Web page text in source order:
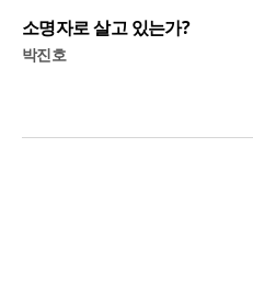
소명자로 살고 있는가?
박진호